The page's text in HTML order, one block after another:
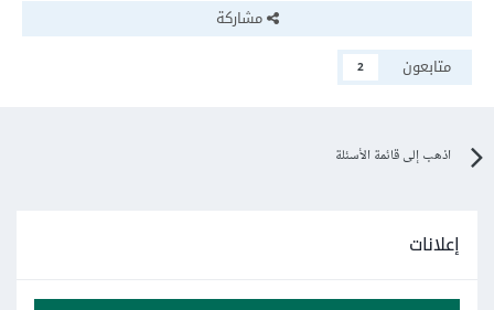
مشاركة
متابعون
2
اذهب إلى قائمة الأسئلة
إعلانات